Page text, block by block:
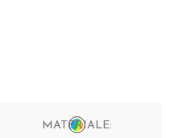
MATERIALE: